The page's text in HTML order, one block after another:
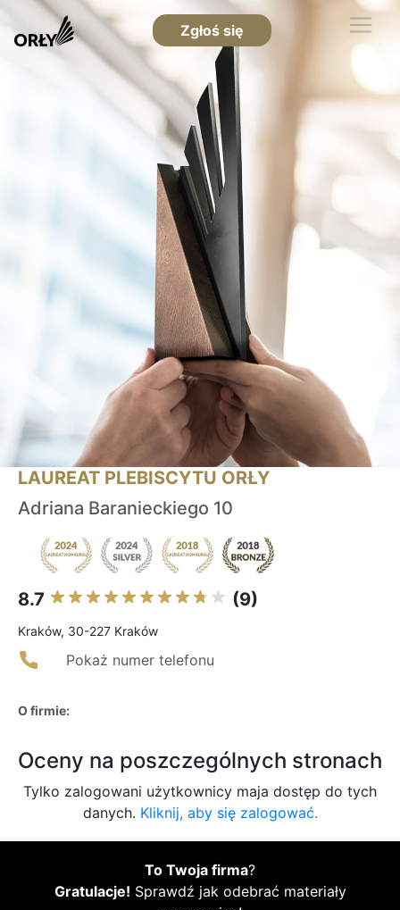
Zgłoś się
LAUREAT PLEBISCYTU ORŁY
Adriana Baranieckiego 10
8.7 (9)
Kraków, 30-227 Kraków
Pokaż numer telefonu
O firmie:
Oceny na poszczególnych stronach
Tylko zalogowani użytkownicy maja dostęp do tych
danych. Kliknij, aby się zalogować.
To Twoja firma?
Gratulacje! Sprawdź jak odebrać materiały